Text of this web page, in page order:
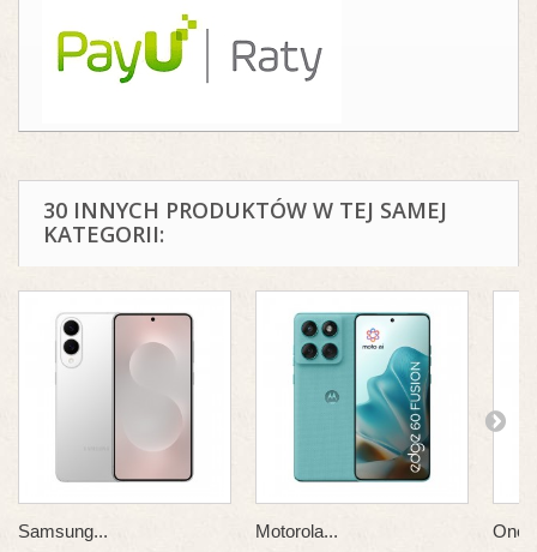
30 INNYCH PRODUKTÓW W TEJ SAMEJ
KATEGORII:
Samsung... Motorola...